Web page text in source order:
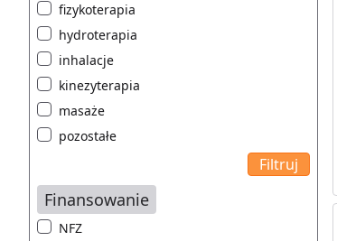
fizykoterapia
hydroterapia
inhalacje
kinezyterapia
masaże
pozostałe
Finansowanie
NFZ